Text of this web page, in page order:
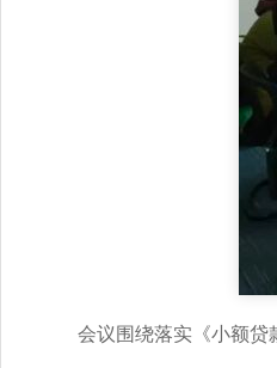
会议围绕落实《小额贷款